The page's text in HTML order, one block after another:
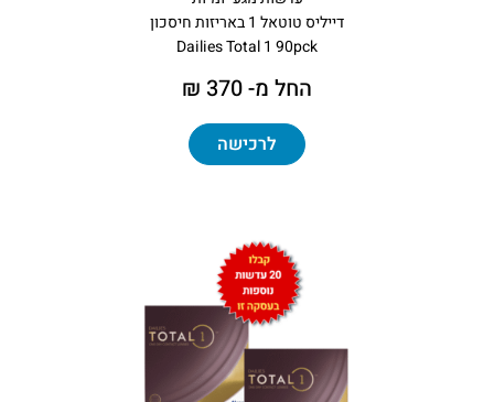
דייליס טוטאל 1 באריזות חיסכון
Dailies Total 1 90pck
החל מ- 370 ₪
לרכישה